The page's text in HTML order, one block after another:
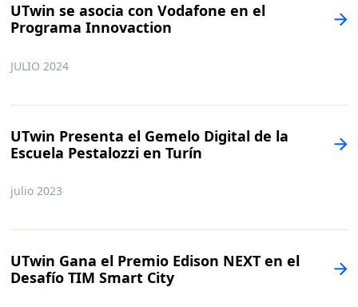
UTwin se asocia con Vodafone en el
Programa Innovaction
JULIO 2024
UTwin Presenta el Gemelo Digital de la
Escuela Pestalozzi en Turín
julio 2023
UTwin Gana el Premio Edison NEXT en el
Desafío TIM Smart City